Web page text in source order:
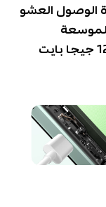
الوصول العشو